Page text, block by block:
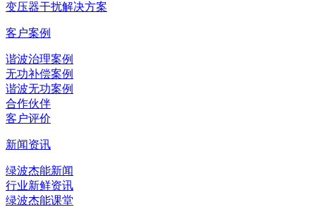
变压器干扰解决方案
客户案例
谐波治理案例
无功补偿案例
谐波无功案例
合作伙伴
客户评价
新闻资讯
绿波杰能新闻
行业新鲜资讯
绿波杰能课堂